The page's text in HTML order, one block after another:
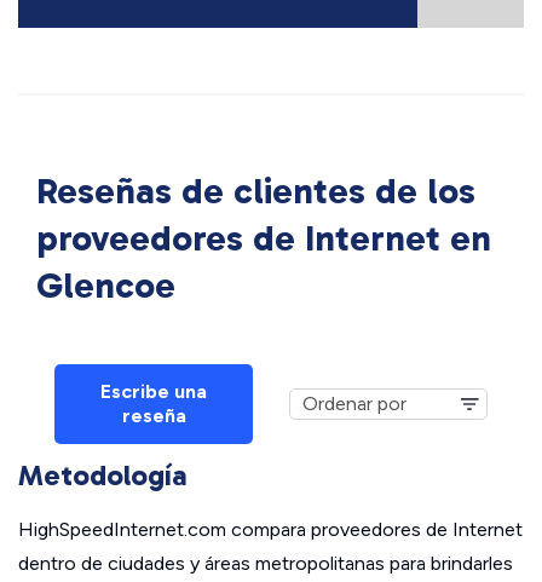
Reseñas de clientes de los
proveedores de Internet en
Glencoe
Escribe una
reseña
Metodología
HighSpeedInternet.com compara proveedores de Internet
dentro de ciudades y áreas metropolitanas para brindarles